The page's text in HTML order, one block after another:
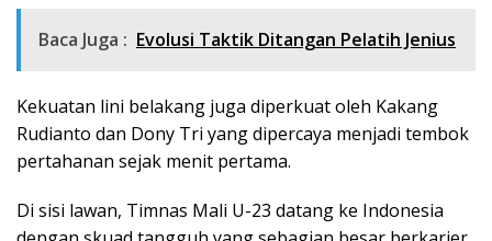
Baca Juga : Evolusi Taktik Ditangan Pelatih Jenius
Kekuatan lini belakang juga diperkuat oleh Kakang
Rudianto dan Dony Tri yang dipercaya menjadi tembok
pertahanan sejak menit pertama.
Di sisi lawan, Timnas Mali U-23 datang ke Indonesia